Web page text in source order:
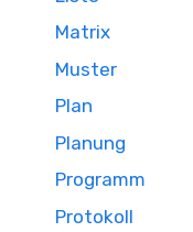
Matrix
Muster
Plan
Planung
Programm
Protokoll